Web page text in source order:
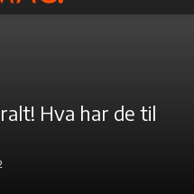
Hva har de til